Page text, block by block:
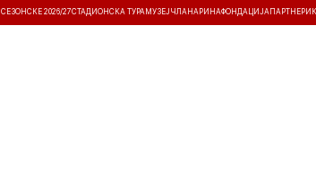
СЕЗОНСКЕ 2026/27СТАДИОНСКА ТУРА МУЗЕЈ ЧЛАНАРИНАФОНДАЦИЈА ПАРТНЕРИ